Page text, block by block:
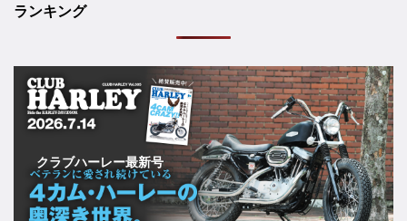
ランキング
クラブハーレー最新号